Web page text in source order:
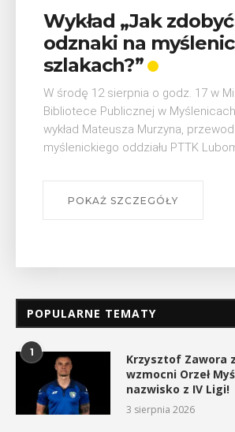
Wykład „Jak zdobyć
odznaki na
szlakach?”
W środę 12 sierpnia o godz. 17 w
Bibliotece Publicznej w
wykład Mateusza Murzyna,
myślenickiego oddziału PTTK
POKAŻ SZCZEGÓŁY
POPULARNE TEMATY
1
Krzysztof Zawora
wzmocni Orzeł
nazwisko z IV Ligi!
3 sierpnia 2026